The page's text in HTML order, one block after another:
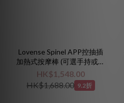
Lovense Spinel APP控抽插
加熱式按摩棒 (可選手持或吸
啜底盤)
HK$1,548.00
HK$1,688.00 9.2折